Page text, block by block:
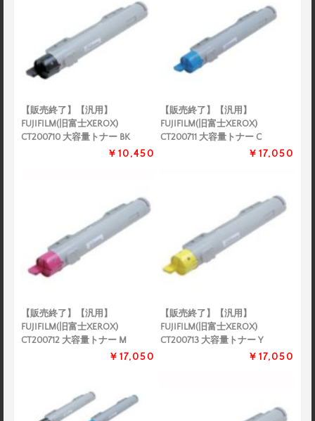
【販売終了】【汎用】
FUJIFILM(旧富士XEROX)
CT200710 大容量トナー BK
￥10,450
【販売終了】【汎用】
FUJIFILM(旧富士XEROX)
CT200711 大容量トナー C
￥17,050
【販売終了】【汎用】
FUJIFILM(旧富士XEROX)
CT200712 大容量トナー M
￥17,050
【販売終了】【汎用】
FUJIFILM(旧富士XEROX)
CT200713 大容量トナー Y
￥17,050